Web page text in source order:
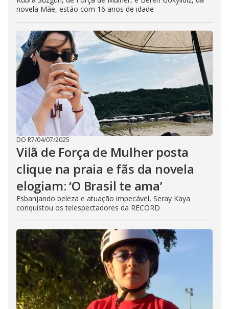
novela Mãe, estão com 16 anos de idade
DO R7/04/07/2025
Vilã de Força de Mulher posta
clique na praia e fãs da novela
elogiam: ‘O Brasil te ama’
Esbanjando beleza e atuação impecável, Seray Kaya
conquistou os telespectadores da RECORD